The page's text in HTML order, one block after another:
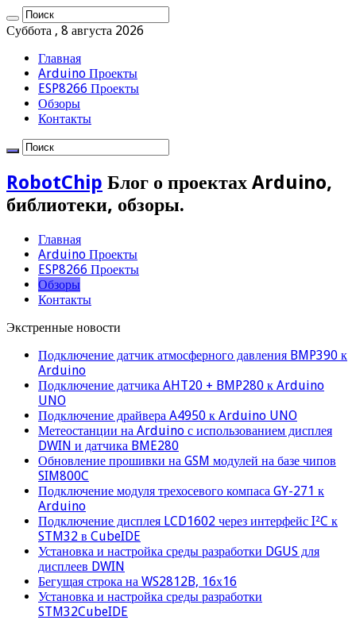
Суббота , 8 августа 2026
Главная
Arduino Проекты
ESP8266 Проекты
Обзоры
Контакты
RobotChip Блог о проектах Arduino,
библиотеки, обзоры.
Главная
Arduino Проекты
ESP8266 Проекты
Обзоры
Контакты
Экстренные новости
Подключение датчик атмосферного давления BMP390 к
Arduino
Подключение датчика AHT20 + BMP280 к Arduino
UNO
Подключение драйвера A4950 к Arduino UNO
Метеостанции на Arduino с использованием дисплея
DWIN и датчика BME280
Обновление прошивки на GSM модулей на базе чипов
SIM800C
Подключение модуля трехосевого компаса GY-271 к
Arduino
Подключение дисплея LCD1602 через интерфейс I²C к
STM32 в CubeIDE
Установка и настройка среды разработки DGUS для
дисплеев DWIN
Бегущая строка на WS2812B, 16х16
Установка и настройка среды разработки
STM32CubeIDE